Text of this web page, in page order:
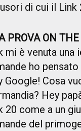
di cui il Link
PROVA ON THE
mi è venuta
ho
Google! Cosa
Hey
20 come a un
del